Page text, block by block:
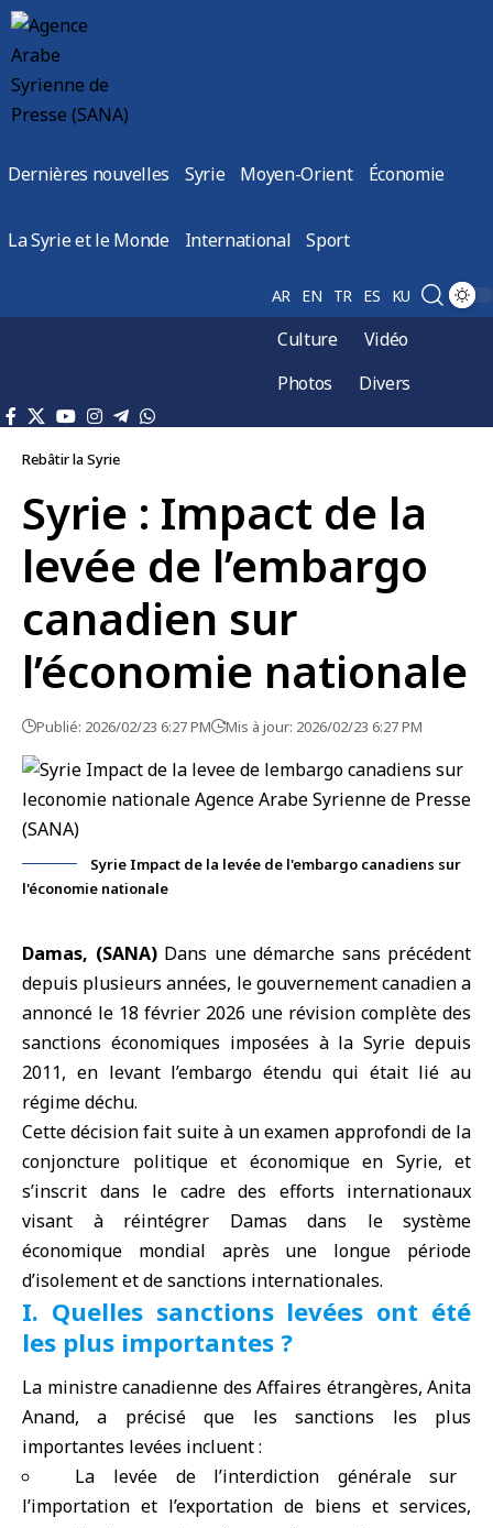
Dernières nouvelles Syrie Moyen-Orient Économie
La Syrie et le Monde International Sport
AR EN TR ES KU
Culture
Vidéo
Photos
Divers
Rebâtir la Syrie
Syrie : Impact de la
levée de l’embargo
canadien sur
l’économie nationale
Publié: 2026/02/23 6:27 PM Mis à jour: 2026/02/23 6:27 PM
Syrie Impact de la levée de l'embargo canadiens sur
l'économie nationale
Damas, (SANA)Dans une démarche sans précédent
depuis plusieurs années, legouvernement canadiena
annoncé le 18 février 2026 une révision complète des
sanctions économiques imposées à la Syrie depuis
2011, en levant l’embargo étendu qui était lié au
régime déchu.
Cette décision fait suite à un examen approfondi de la
conjoncture politique et économique en Syrie, et
s’inscrit dans le cadre des efforts internationaux
visant à réintégrer Damas dans le système
économique mondial après une longue période
d’isolement et de sanctions internationales.
I. Quelles sanctions levées ont été
les plus importantes ?
La ministre canadienne des Affaires étrangères, Anita
Anand, a précisé que les sanctions les plus
importantes levées incluent :
La levée de l’interdiction générale sur
l’importation et l’exportation de biens et services,